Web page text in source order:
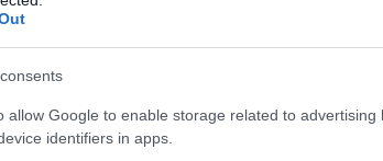
allow Google to enable storage related to advertising
identifiers in apps.
Τα στοιχεία που έφτασαν
ενδιαφέρονται μόνο για την
επιλογών ακόμα και